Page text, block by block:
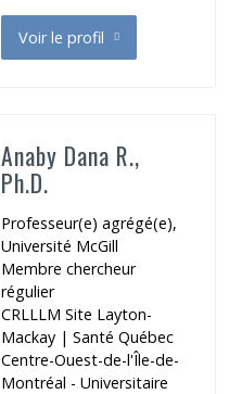
Voir le profil
de Allard Rémy
Anaby Dana R.,
Ph.D.
Professeur(e) agrégé(e),
Université McGill
Membre chercheur
régulier
CRLLLM Site Layton-
Mackay | Santé Québec
Centre-Ouest-de-l'Île-de-
Montréal - Universitaire